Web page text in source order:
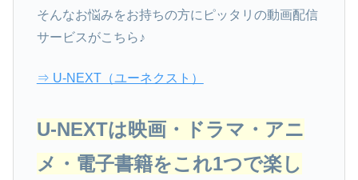
そんなお悩みをお持ちの方にピッタリの動画配信
サービスがこちら♪
⇒ U-NEXT（ユーネクスト）
U-NEXTは映画・ドラマ・アニ
メ・電子書籍をこれ1つで楽し